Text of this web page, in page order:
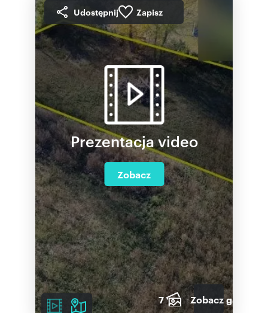
Udostępnij Zapisz
Prezentacja video
Zobacz
7 Zobacz galerię